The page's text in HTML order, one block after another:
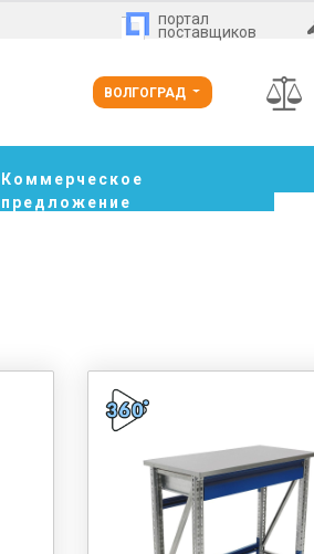
портал
поставщиков
ВОЛГОГРАД
Коммерческое
предложение